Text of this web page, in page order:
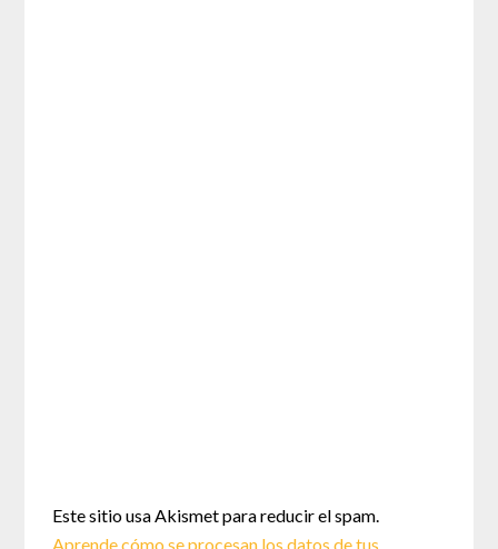
Este sitio usa Akismet para reducir el spam.
Aprende cómo se procesan los datos de tus